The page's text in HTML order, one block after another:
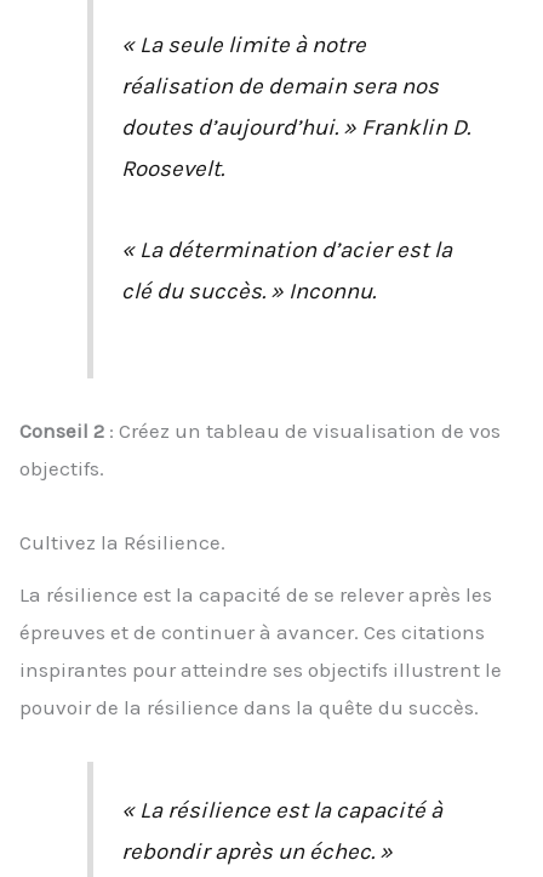
« La seule limite à notre
réalisation de demain sera nos
doutes d’aujourd’hui. » Franklin D.
Roosevelt.
« La détermination d’acier est la
clé du succès. » Inconnu.
Conseil 2 : Créez un tableau de visualisation de vos
objectifs.
Cultivez la Résilience.
La résilience est la capacité de se relever après les
épreuves et de continuer à avancer. Ces citations
inspirantes pour atteindre ses objectifs illustrent le
pouvoir de la résilience dans la quête du succès.
« La résilience est la capacité à
rebondir après un échec. »